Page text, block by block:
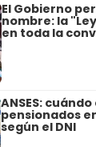
El Gobierno
nombre: la
en toda la
ANSES:
pensionados
según el DNI